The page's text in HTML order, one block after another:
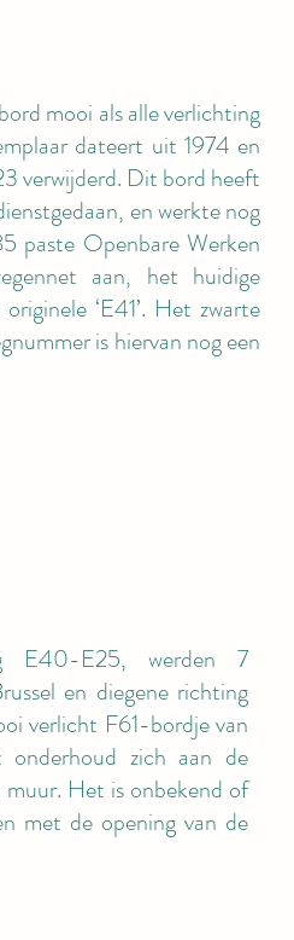
mooi als alle verlichting
dateert uit 1974 en
verwijderd. Dit bord heeft
en werkte nog
paste Openbare Werken
aan, het huidige
‘E41’. Het zwarte
is hiervan nog een
E40-E25, werden 7
en diegene richting
verlicht F61-bordje van
zich aan de
Het is onbekend of
met de opening van de